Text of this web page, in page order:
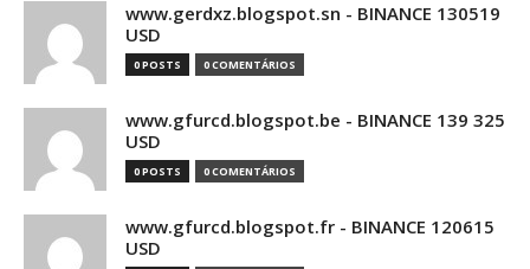
www.gerdxz.blogspot.sn - BINANCE 130519
USD
0 POSTS 0 COMENTÁRIOS
www.gfurcd.blogspot.be - BINANCE 139 325
USD
0 POSTS 0 COMENTÁRIOS
www.gfurcd.blogspot.fr - BINANCE 120615
USD